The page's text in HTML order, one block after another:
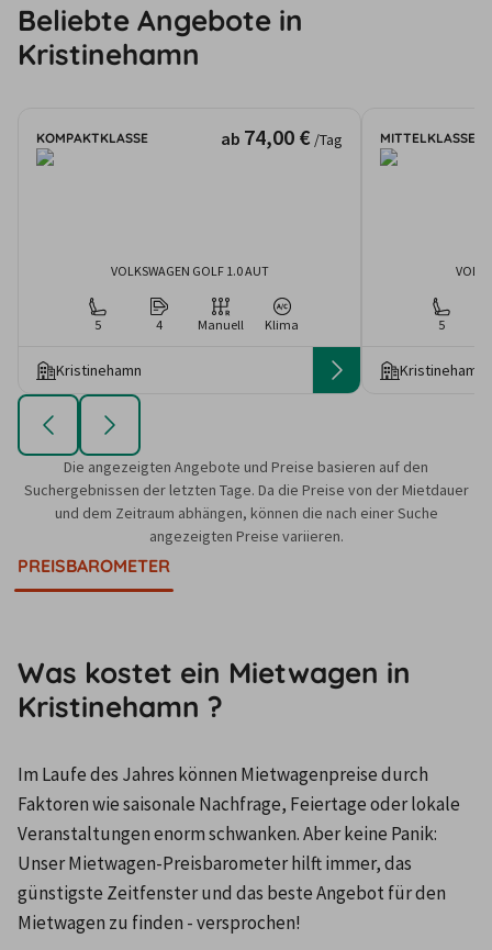
Beliebte Angebote in
Kristinehamn
KOMPAKTKLASSE ab 74,00 € /Tag
VOLKSWAGEN GOLF 1.0 AUT
5 4 Manuell Klima
Kristinehamn
MITTELKLASSE
5
Kristinehamn
Die angezeigten Angebote und Preise basieren auf den
Suchergebnissen der letzten Tage. Da die Preise von der Mietdauer
und dem Zeitraum abhängen, können die nach einer Suche
angezeigten Preise variieren.
PREISBAROMETER
Was kostet ein Mietwagen in
Kristinehamn ?
Im Laufe des Jahres können Mietwagenpreise durch
Faktoren wie saisonale Nachfrage, Feiertage oder lokale
Veranstaltungen enorm schwanken. Aber keine Panik:
Unser Mietwagen-Preisbarometer hilft immer, das
günstigste Zeitfenster und das beste Angebot für den
Mietwagen zu finden - versprochen!